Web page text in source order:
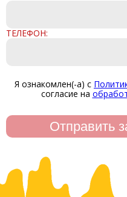
ТЕЛЕФОН:
Я ознакомлен(-а) с
согласие на